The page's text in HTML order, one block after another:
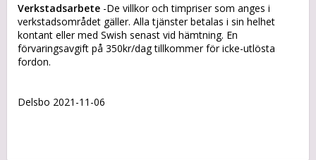
Verkstadsarbete -De villkor och timpriser som anges i
verkstadsområdet gäller. Alla tjänster betalas i sin helhet
kontant eller med Swish senast vid hämtning. En
förvaringsavgift på 350kr/dag tillkommer för icke-utlösta
fordon.
Delsbo 2021-11-06